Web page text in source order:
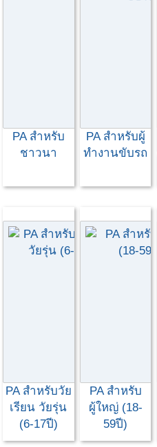
PA สำหรับ
ชาวนา
PA สำหรับผู้
ทำงานขับรถ
PA สำหรับวัย
เรียน วัยรุ่น
(6-17ปี)
PA สำหรับ
ผู้ใหญ่ (18-
59ปี)